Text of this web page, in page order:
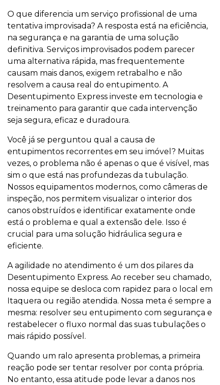
O que diferencia um serviço profissional de uma
tentativa improvisada? A resposta está na eficiência,
na segurança e na garantia de uma solução
definitiva. Serviços improvisados podem parecer
uma alternativa rápida, mas frequentemente
causam mais danos, exigem retrabalho e não
resolvem a causa real do entupimento. A
Desentupimento Express investe em tecnologia e
treinamento para garantir que cada intervenção
seja segura, eficaz e duradoura.
Você já se perguntou qual a causa de
entupimentos recorrentes em seu imóvel? Muitas
vezes, o problema não é apenas o que é visível, mas
sim o que está nas profundezas da tubulação.
Nossos equipamentos modernos, como câmeras de
inspeção, nos permitem visualizar o interior dos
canos obstruídos e identificar exatamente onde
está o problema e qual a extensão dele. Isso é
crucial para uma solução hidráulica segura e
eficiente.
A agilidade no atendimento é um dos pilares da
Desentupimento Express. Ao receber seu chamado,
nossa equipe se desloca com rapidez para o local em
Itaquera ou região atendida. Nossa meta é sempre a
mesma: resolver seu entupimento com segurança e
restabelecer o fluxo normal das suas tubulações o
mais rápido possível.
Quando um ralo apresenta problemas, a primeira
reação pode ser tentar resolver por conta própria.
No entanto, essa atitude pode levar a danos nos